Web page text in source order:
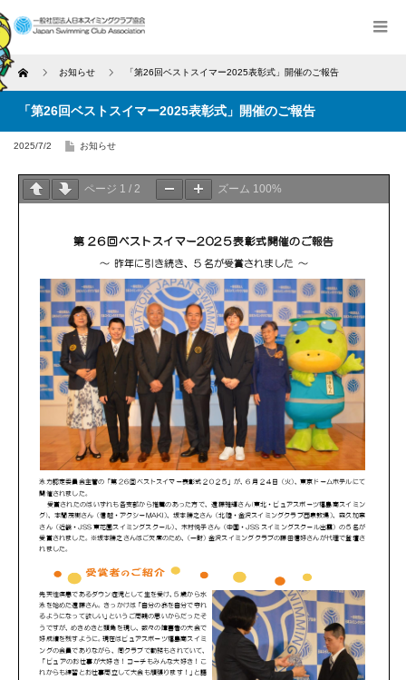
Home お知らせ 「第26回ベストスイマー2025表彰式」開催のご報告
「第26回ベストスイマー2025表彰式」開催のご報告
2025/7/2 お知らせ
ページ 1 / 2 ズーム 100%